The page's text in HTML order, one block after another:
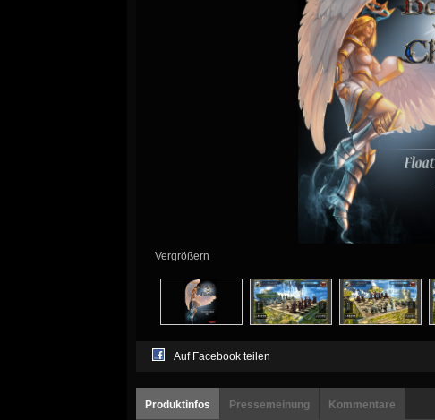
Vergrößern
Auf Facebook teilen
Produktinfos Pressemeinung Kommentare